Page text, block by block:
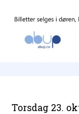
Torsdag 23.